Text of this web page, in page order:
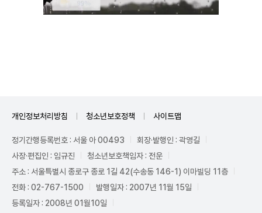
개인정보처리방침 청소년보호정책 사이트맵
정기간행등록번호 : 서울 아 00493
회장·발행인 : 곽영길
사장·편집인 : 임규진
청소년보호책임자 : 전운
주소 : 서울특별시 종로구 종로 1길 42(수송동 146-1) 이마빌딩 11층
전화 : 02-767-1500
발행일자 : 2007년 11월 15일
등록일자 : 2008년 01월10일